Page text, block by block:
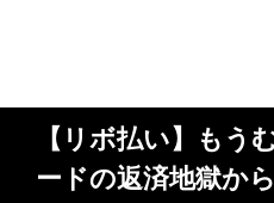
【リボ払い】もう
ードの返済地獄か